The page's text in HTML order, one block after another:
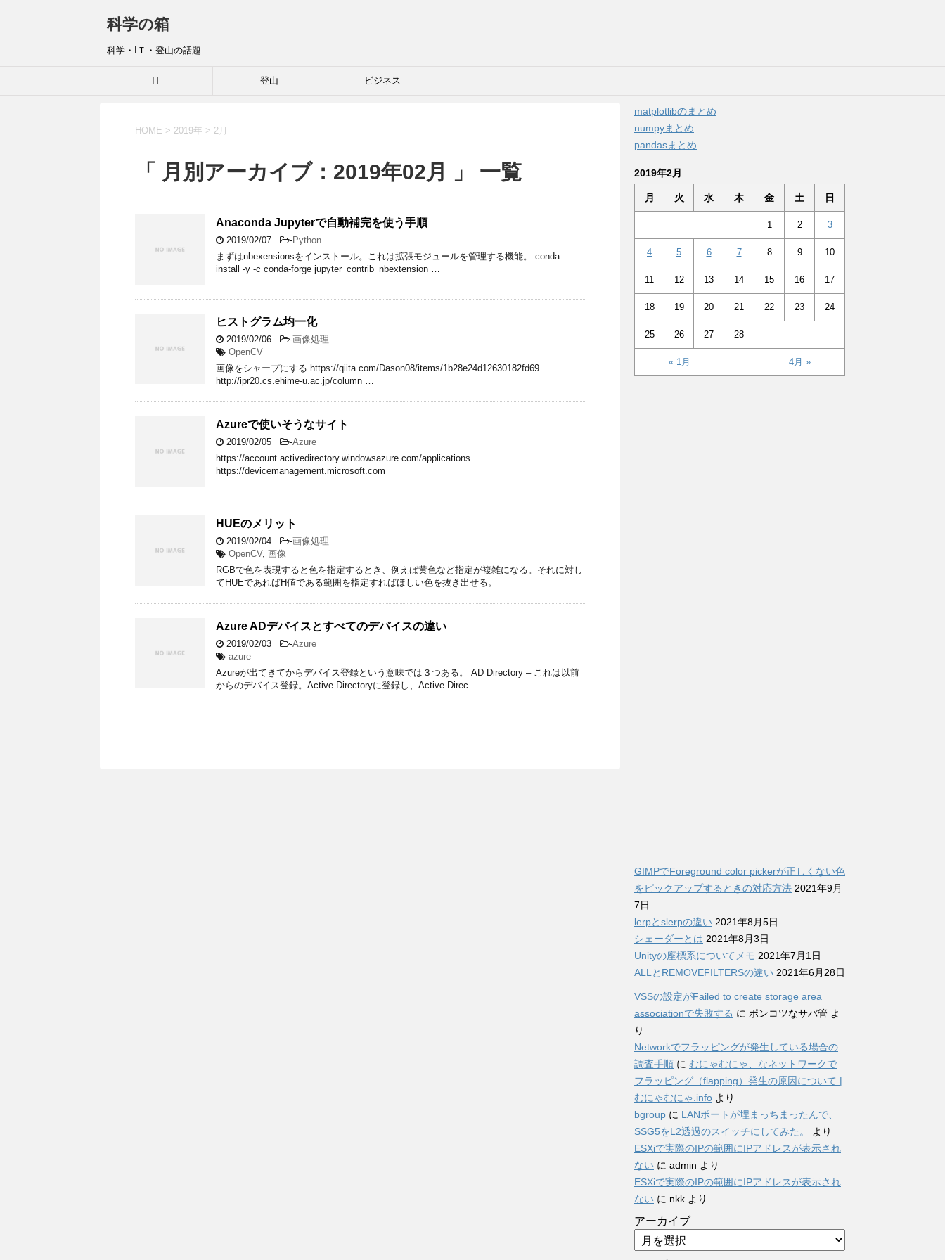
科学の箱
科学・IＴ・登山の話題
IT 登山 ビジネス
HOME > 2019年 > 2月
「 月別アーカイブ：2019年02月 」 一覧
Anaconda Jupyterで自動補完を使う手順
2019/02/07 -Python
まずはnbexensionsをインストール。これは拡張モジュールを管理する機能。 conda
install -y -c conda-forge jupyter_contrib_nbextension …
ヒストグラム均一化
2019/02/06 -画像処理
OpenCV
画像をシャープにする https://qiita.com/Dason08/items/1b28e24d12630182fd69
http://ipr20.cs.ehime-u.ac.jp/column …
Azureで使いそうなサイト
2019/02/05 -Azure
https://account.activedirectory.windowsazure.com/applications
https://devicemanagement.microsoft.com
HUEのメリット
2019/02/04 -画像処理
OpenCV, 画像
RGBで色を表現すると色を指定するとき、例えば黄色など指定が複雑になる。それに対し
てHUEであればH値である範囲を指定すればほしい色を抜き出せる。
Azure ADデバイスとすべてのデバイスの違い
2019/02/03 -Azure
azure
Azureが出てきてからデバイス登録という意味では３つある。 AD Directory – これは以前
からのデバイス登録。Active Directoryに登録し、Active Direc …
matplotlibのまとめ
numpyまとめ
pandasまとめ
2019年2月
月 火 水 木 金 土 日
« 1月 4月 »
1 2 3
4 5 6 7 8 9 10
11 12 13 14 15 16 17
18 19 20 21 22 23 24
25 26 27 28
GIMPでForeground color pickerが正しくない色
をピックアップするときの対応方法 2021年9月
7日
lerpとslerpの違い 2021年8月5日
シェーダーとは 2021年8月3日
Unityの座標系についてメモ 2021年7月1日
ALLとREMOVEFILTERSの違い 2021年6月28日
VSSの設定がFailed to create storage area
associationで失敗する に ポンコツなサバ管 よ
り
Networkでフラッピングが発生している場合の
調査手順 に むにゃむにゃ、なネットワークで
フラッピング（flapping）発生の原因について |
むにゃむにゃ.info より
bgroup に LANポートが埋まっちまったんで、
SSG5をL2透過のスイッチにしてみた。
より
ESXiで実際のIPの範囲にIPアドレスが表示され
ない に admin より
ESXiで実際のIPの範囲にIPアドレスが表示され
ない に nkk より
アーカイブ